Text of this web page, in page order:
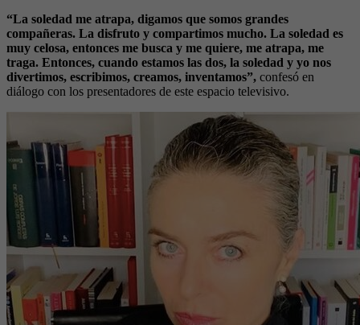
“La soledad me atrapa, digamos que somos grandes
compañeras. La disfruto y compartimos mucho. La soledad es
muy celosa, entonces me busca y me quiere, me atrapa, me
traga. Entonces, cuando estamos las dos, la soledad y yo nos
divertimos, escribimos, creamos, inventamos”, confesó en
diálogo con los presentadores de este espacio televisivo.